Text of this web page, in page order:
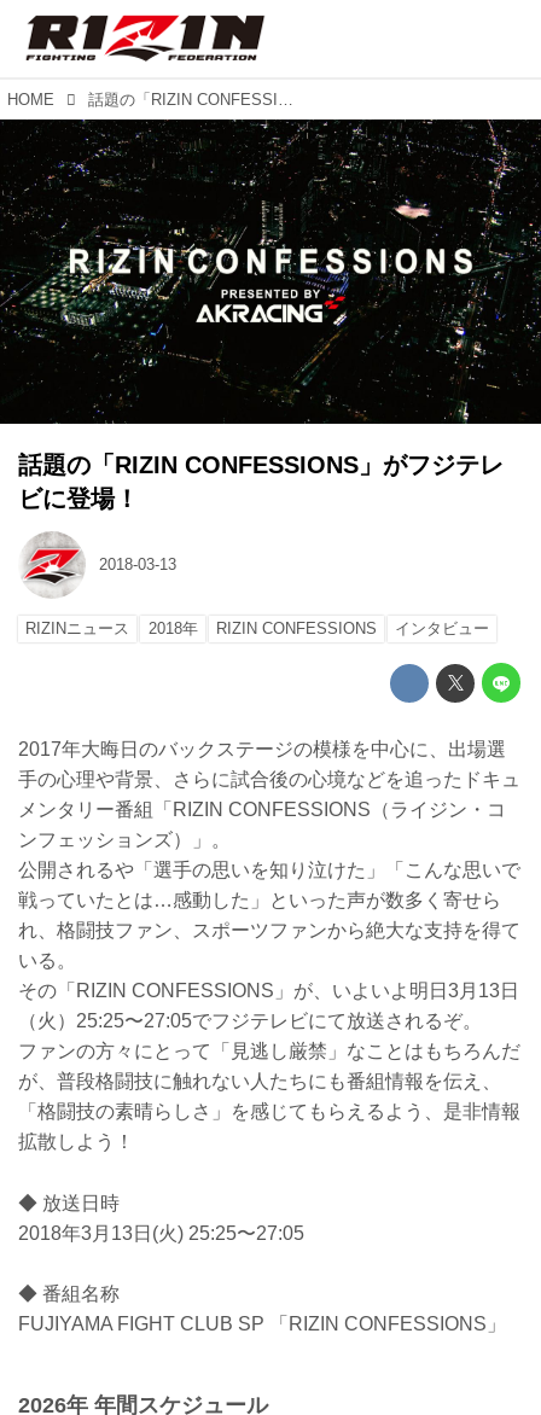
HOME 話題の「RIZIN CONFESSIONS」がフジテレビに登場！
話題の「RIZIN CONFESSIONS」がフジテレ
ビに登場！
2018-03-13
RIZINニュース 2018年 RIZIN CONFESSIONS インタビュー
2017年大晦日のバックステージの模様を中心に、出場選
手の心理や背景、さらに試合後の心境などを追ったドキュ
メンタリー番組「RIZIN CONFESSIONS（ライジン・コ
ンフェッションズ）」。
公開されるや「選手の思いを知り泣けた」「こんな思いで
戦っていたとは…感動した」といった声が数多く寄せら
れ、格闘技ファン、スポーツファンから絶大な支持を得て
いる。
その「RIZIN CONFESSIONS」が、いよいよ明日3月13日
（火）25:25〜27:05でフジテレビにて放送されるぞ。
ファンの方々にとって「見逃し厳禁」なことはもちろんだ
が、普段格闘技に触れない人たちにも番組情報を伝え、
「格闘技の素晴らしさ」を感じてもらえるよう、是非情報
拡散しよう！
◆ 放送日時
2018年3月13日(火) 25:25〜27:05
◆ 番組名称
FUJIYAMA FIGHT CLUB SP 「RIZIN CONFESSIONS」
2026年 年間スケジュール